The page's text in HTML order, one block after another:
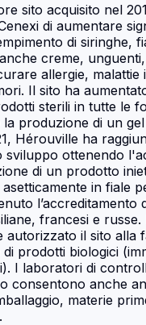
sito acquisito nel
di aumentare
di siringhe,
creme,
allergie, malattie
Il sito ha
sterili in tutte le
produzione di un
Hérouville ha
sviluppo ottenendo
di un prodotto
in fiale
l’accreditamento
francesi e
autorizzato il sito alla
prodotti biologici
I laboratori di
consentono anche
materie